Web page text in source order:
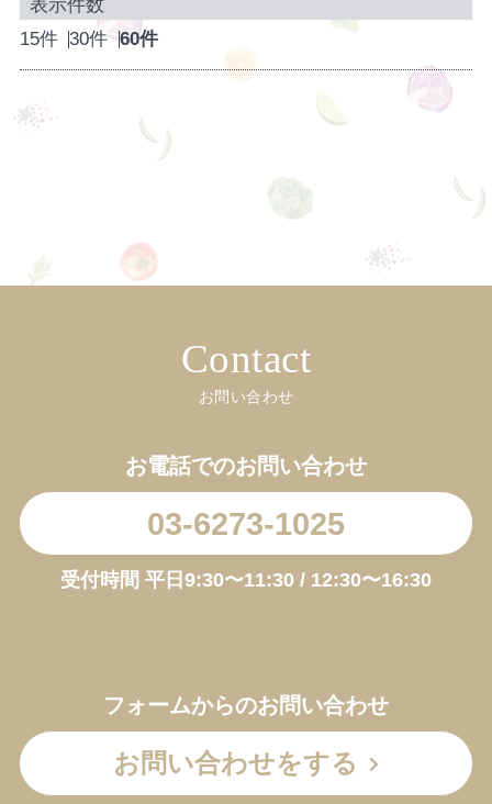
15件 30件 60件
Contact
お問い合わせ
お電話でのお問い合わせ
03-6273-1025
受付時間 平日9:30〜11:30 / 12:30〜16:30
フォームからのお問い合わせ
お問い合わせをする